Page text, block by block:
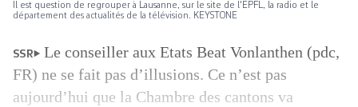
Il est question de regrouper à Lausanne, sur le site de l'EPFL, la radio et le
département des actualités de la télévision. KEYSTONE
SSR
Le conseiller aux Etats Beat Vonlanthen (pdc,
FR) ne se fait pas d’illusions. Ce n’est pas
aujourd’hui que la Chambre des cantons va